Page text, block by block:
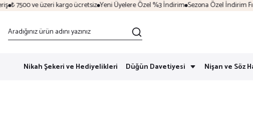
₺ 7500 ve üzeri kargo ücretsiz Yeni Üyelere Özel %3 İndirim Sezona Özel İndirim
Nikah Şekeri ve Hediyelikleri Düğün Davetiyesi Nişan ve Söz